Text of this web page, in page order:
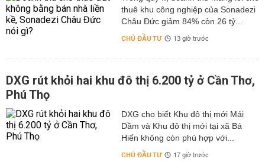
thuê khu công nghiệp của Sonadezi
Châu Đức giảm 84% còn 26 tỷ...
CHỦ ĐẦU TƯ 13 giờ trước
DXG rút khỏi hai khu đô thị 6.200 tỷ ở Cần Thơ,
Phú Thọ
DXG cho biết Khu đô thị mới Mái
Dầm và Khu đô thị mới tại xã Bá
Hiến không còn phù hợp với...
CHỦ ĐẦU TƯ 17 giờ trước